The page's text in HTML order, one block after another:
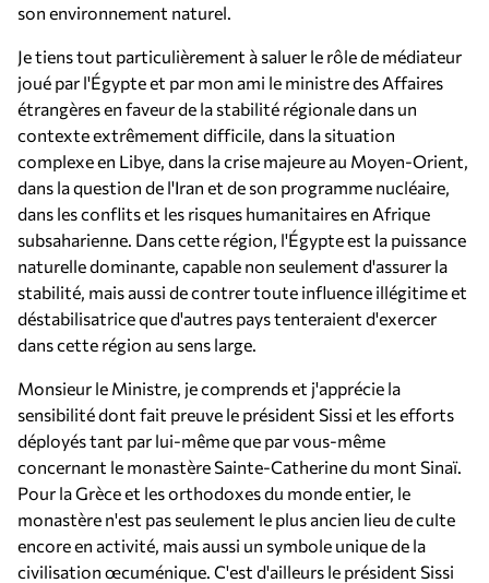
son environnement naturel.
Je tiens tout particulièrement à saluer le rôle de médiateur
joué par l'Égypte et par mon ami le ministre des Affaires
étrangères en faveur de la stabilité régionale dans un
contexte extrêmement difficile, dans la situation
complexe en Libye, dans la crise majeure au Moyen-Orient,
dans la question de l'Iran et de son programme nucléaire,
dans les conflits et les risques humanitaires en Afrique
subsaharienne. Dans cette région, l'Égypte est la puissance
naturelle dominante, capable non seulement d'assurer la
stabilité, mais aussi de contrer toute influence illégitime et
déstabilisatrice que d'autres pays tenteraient d'exercer
dans cette région au sens large.
Monsieur le Ministre, je comprends et j'apprécie la
sensibilité dont fait preuve le président Sissi et les efforts
déployés tant par lui-même que par vous-même
concernant le monastère Sainte-Catherine du mont Sinaï.
Pour la Grèce et les orthodoxes du monde entier, le
monastère n'est pas seulement le plus ancien lieu de culte
encore en activité, mais aussi un symbole unique de la
civilisation œcuménique. C'est d'ailleurs le président Sissi